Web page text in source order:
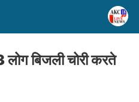
लोग बिजली चोरी करते